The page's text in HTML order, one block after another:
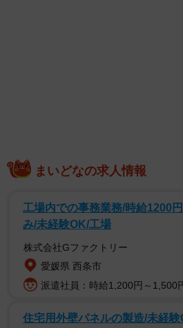
成人式で晴れ着は着たいけれども……写真
まいどなの求人情報
工場内での事務業務/時給1200
み/未経験OK/工場
株式会社Gファクトリー
愛媛県 西条市
派遣社員：時給1,200円～1,500
住宅用外壁パネルの製造/未経験